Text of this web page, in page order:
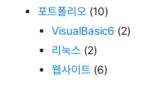
포트폴리오 (10)
VisualBasic6 (2)
리눅스 (2)
웹사이트 (6)